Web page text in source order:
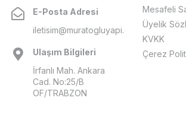
E-Posta Adresi
iletisim@muratogluyapi.com
Ulaşım Bilgileri
İrfanlı Mah. Ankara
Cad. No:25/B
OF/TRABZON
Mesafeli
Üyelik
KVKK
Çerez